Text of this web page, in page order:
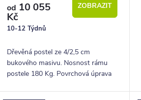
od 10 055
Kč
10-12 Týdnů
ZOBRAZIT
Dřevěná postel ze 4/2,5 cm
bukového masivu. Nosnost rámu
postele 180 Kg. Povrchová úprava